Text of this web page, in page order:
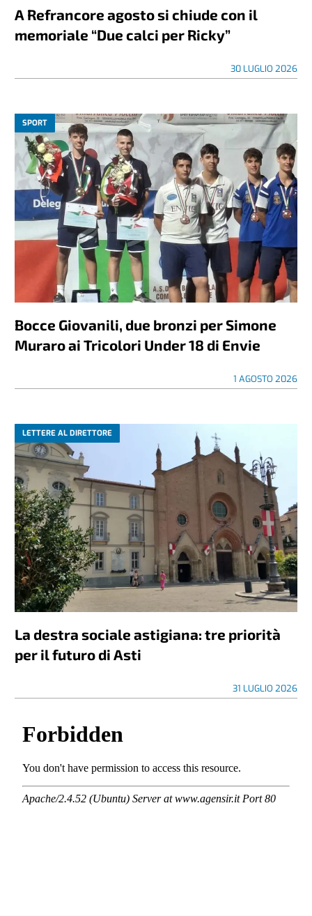
A Refrancore agosto si chiude con il
memoriale “Due calci per Ricky”
30 LUGLIO 2026
SPORT
Bocce Giovanili, due bronzi per Simone
Muraro ai Tricolori Under 18 di Envie
1 AGOSTO 2026
LETTERE AL DIRETTORE
La destra sociale astigiana: tre priorità
per il futuro di Asti
31 LUGLIO 2026